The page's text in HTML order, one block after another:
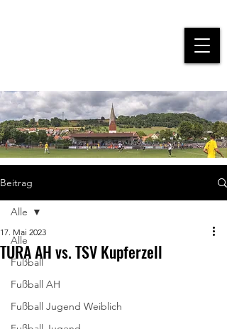
Beitrag
Alle
Fußball
Fußball AH
Fußball Jugend Weiblich
Alle
TURA AH vs. TSV Kupferzell
17. Mai 2023